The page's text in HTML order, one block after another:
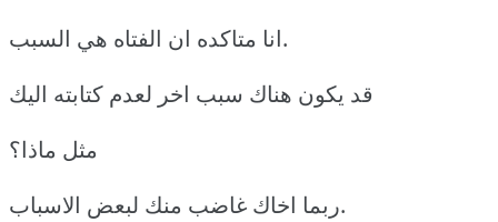
انا متاكده ان الفتاه هي السبب.
قد يكون هناك سبب اخر لعدم كتابته اليك
مثل ماذا؟
ربما اخاك غاضب منك لبعض الاسباب.